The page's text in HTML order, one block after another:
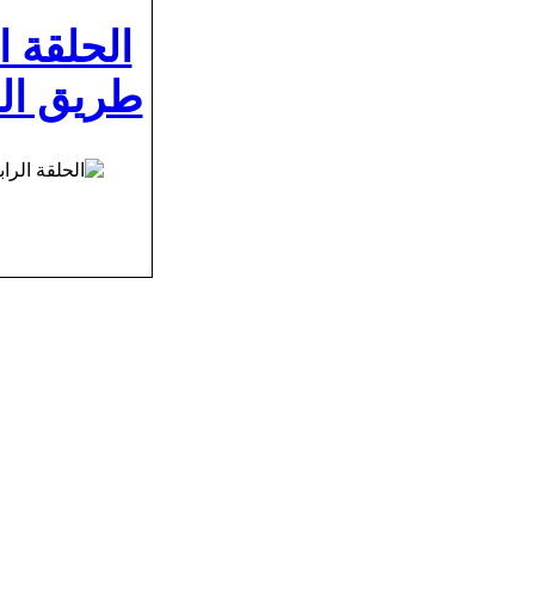
طريق